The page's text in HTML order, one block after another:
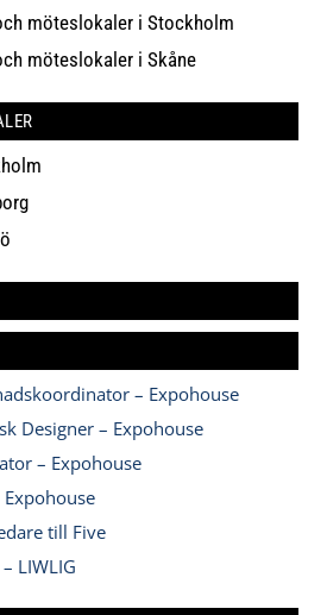
möteslokaler i Stockholm
möteslokaler i Skåne
– Expohouse
Designer – Expohouse
– Expohouse
till Five
LIWLIG